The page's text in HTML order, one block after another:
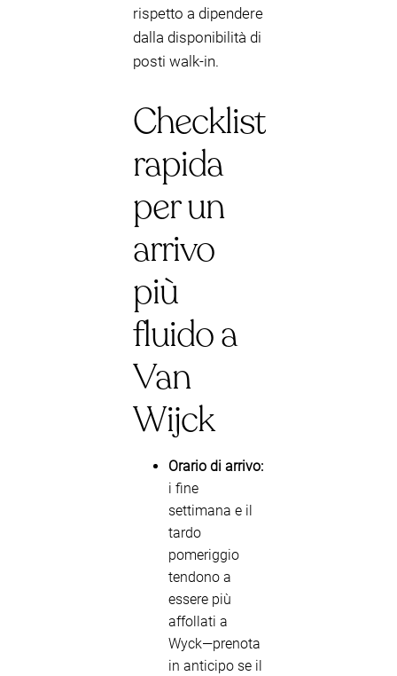
rispetto a dipendere
dalla disponibilità di
posti walk-in.
Checklist
rapida
per un
arrivo
più
fluido a
Van
Wijck
Orario di arrivo:
i fine
settimana e il
tardo
pomeriggio
tendono a
essere più
affollati a
Wyck—prenota
in anticipo se il